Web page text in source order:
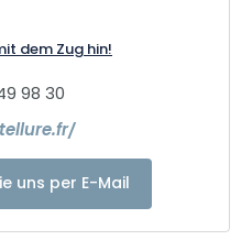
Game.
dem Zug hin!
98 30
uns per E-Mail